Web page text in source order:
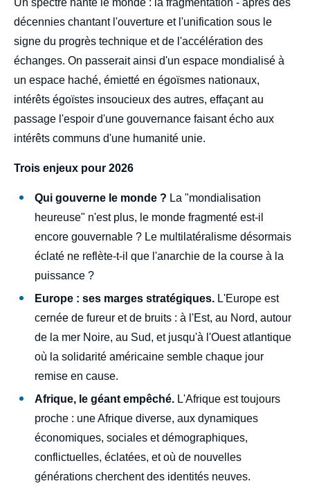
body
Un spectre hante le monde : la fragmentation - après des
décennies chantant l'ouverture et l'unification sous le
signe du progrès technique et de l'accélération des
échanges. On passerait ainsi d'un espace mondialisé à
un espace haché, émietté en égoïsmes nationaux,
intérêts égoïstes insoucieux des autres, effaçant au
passage l'espoir d'une gouvernance faisant écho aux
intérêts communs d'une humanité unie.
Trois enjeux pour 2026
Qui gouverne le monde ? La "mondialisation
heureuse" n'est plus, le monde fragmenté est-il
encore gouvernable ? Le multilatéralisme désormais
éclaté ne reflète-t-il que l'anarchie de la course à la
puissance ?
Europe : ses marges stratégiques. L'Europe est
cernée de fureur et de bruits : à l'Est, au Nord, autour
de la mer Noire, au Sud, et jusqu'à l'Ouest atlantique
où la solidarité américaine semble chaque jour
remise en cause.
Afrique, le géant empêché. L'Afrique est toujours
proche : une Afrique diverse, aux dynamiques
économiques, sociales et démographiques,
conflictuelles, éclatées, et où de nouvelles
générations cherchent des identités neuves.